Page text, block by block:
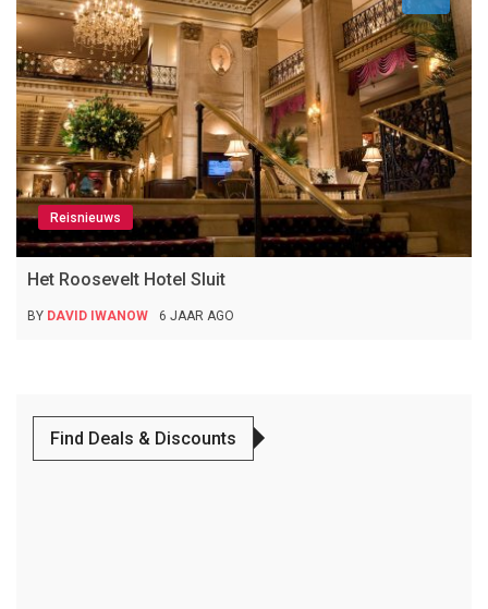
Reisnieuws
Het Roosevelt Hotel Sluit
BY DAVID IWANOW 6 JAAR AGO
Find Deals & Discounts